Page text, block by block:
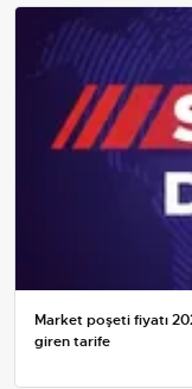
Market poşeti fiyatı
giren tarife